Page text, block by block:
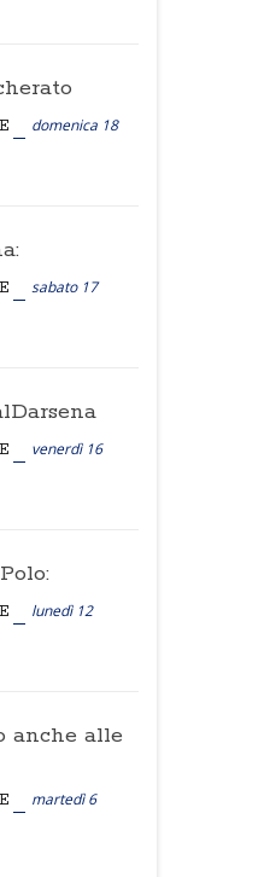
domenica 18
sabato 17
venerdì 16
lunedì 12
anche alle
martedì 6